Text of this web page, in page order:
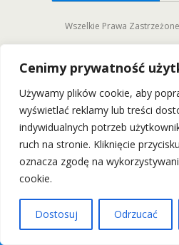
Cenimy prywatność
Używamy plików cookie, aby
wyświetlać reklamy lub treści
indywidualnych potrzeb
ruch na stronie. Kliknięcie
oznacza zgodę na
cookie.
Dostosuj Odrzucać
Wszelkie Prawa